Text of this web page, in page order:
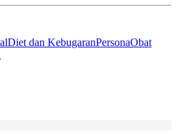
Diet dan KebugaranPersonaObat